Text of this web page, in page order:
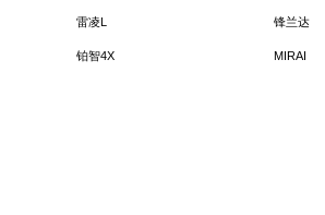
雷凌L 锋兰达
铂智4X MIRAI